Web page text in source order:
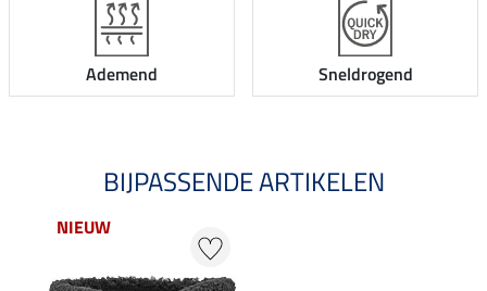
Ademend Sneldrogend
BIJPASSENDE ARTIKELEN
NIEUW